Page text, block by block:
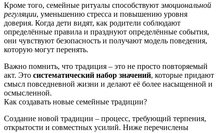
Кроме того, семейные ритуалы способствуют эмоциональной
регуляции, уменьшению стресса и повышению уровня
доверия. Когда дети видят, как родители соблюдают
определённые правила и празднуют определённые события,
они чувствуют безопасность и получают модель поведения,
которую могут перенять.
Важно помнить, что традиция – это не просто повторяемый
акт. Это систематический набор значений, которые придают
смысл повседневной жизни и делают её более насыщенной и
осмысленной.
Как создавать новые семейные традиции?
Создание новой традиции – процесс, требующий терпения,
открытости и совместных усилий. Ниже перечислены